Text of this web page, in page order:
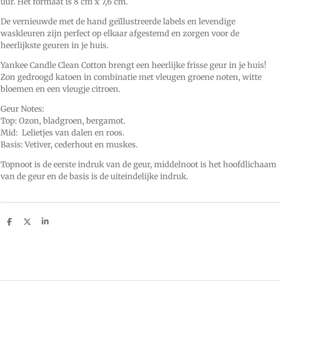
De vernieuwde met de hand geïllustreerde labels en levendige
waskleuren zijn perfect op elkaar afgestemd en zorgen voor de
heerlijkste geuren in je huis.
Yankee Candle Clean Cotton brengt een heerlijke frisse geur in je huis!
Zon gedroogd katoen in combinatie met vleugen groene noten, witte
bloemen en een vleugje citroen.
Geur Notes:
Top: Ozon, bladgroen, bergamot.
Mid: Lelietjes van dalen en roos.
Basis: Vetiver, cederhout en muskes.
Topnoot is de eerste indruk van de geur, middelnoot is het hoofdlichaam
van de geur en de basis is de uiteindelijke indruk.
D
D
S